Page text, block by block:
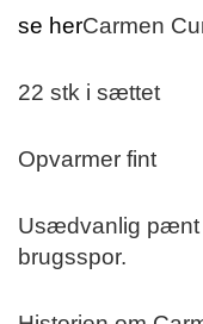
se herCarmen
22 stk i sættet
Opvarmer fint
Usædvanlig pænt
brugsspor.